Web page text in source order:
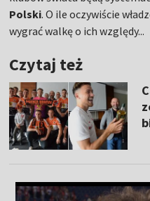
Polski. O ile oczywiście
wygrać walkę o ich względy...
Czytaj też